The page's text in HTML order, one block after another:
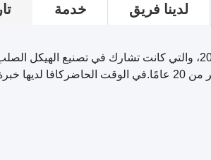
خدمة لدينا فريق
تأسست شركة تشينغداو كافا للتصنيع في عام 2001، والتي كانت تشارك في تصنيع
العمل، والمستودع، وغيرها من مصانع الصلب لأكثر من 20 عامًا.في الوقت الحاضركافا